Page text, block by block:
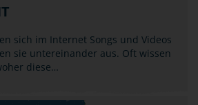
sich im Internet Songs und Videos
sie untereinander aus. Oft wissen
diese…